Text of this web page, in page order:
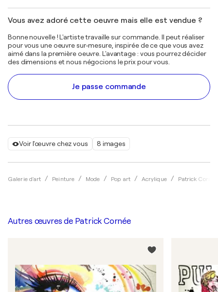
Voir l'œuvre chez vous 8 images
Galerie d'art Peinture Mode Pop art Acrylique Patrick Cornée
Vous avez adoré cette oeuvre mais elle est vendue ?
Bonne nouvelle ! L'artiste travaille sur commande. Il peut réaliser
pour vous une oeuvre sur-mesure, inspirée de ce que vous avez
aimé dans la première oeuvre. L'avantage : vous pourrez décider
des dimensions et nous négocions le prix pour vous.
Je passe commande
Autres œuvres de Patrick Cornée